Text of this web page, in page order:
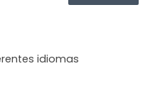
idiomas